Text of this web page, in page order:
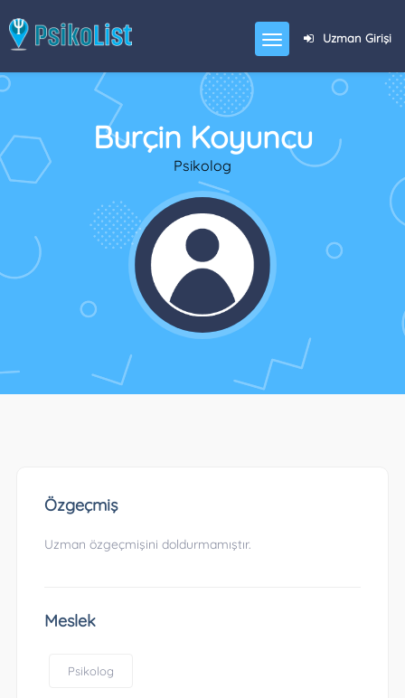
Uzman Girişi
Burçin Koyuncu
Psikolog
Özgeçmiş
Uzman özgeçmişini doldurmamıştır.
Meslek
Psikolog